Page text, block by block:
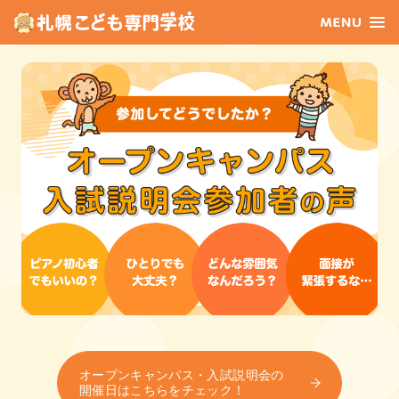
オープンキャンパス・入試説明会の
開催日はこちらをチェック！